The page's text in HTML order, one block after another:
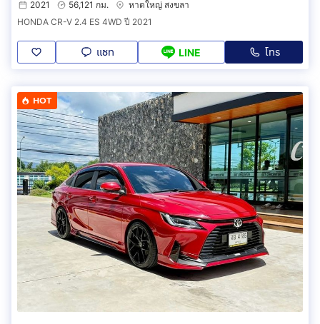
2021
56,121 กม.
หาดใหญ่ สงขลา
HONDA CR-V 2.4 ES 4WD ปี 2021
แชท LINE โทร
HOT